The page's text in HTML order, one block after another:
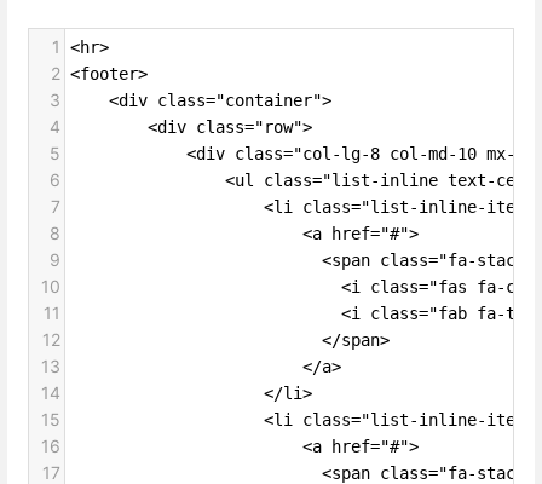
1 <hr>
2 <footer>
3
    <div class="container">
4
        <div class="row">
5
<div class="col-lg-8 col-md-10 mx-
6
<ul class="list-inline text-
7
<li class="list-inline-
8
                        <a href="#">
9
<span class="fa-stack
10
<i class="fas fa-
11
<i class="fab fa-
12
                          </span>
13
                        </a>
14
                    </li>
15
<li class="list-inline-
16
                        <a href="#">
17
<span class="fa-stack